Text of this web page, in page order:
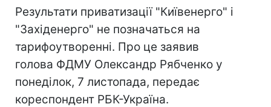
Результати приватизації "Київенерго" і
"Західенерго" не позначаться на
тарифоутворенні. Про це заявив
голова ФДМУ Олександр Рябченко у
понеділок, 7 листопада, передає
кореспондент РБК-Україна.